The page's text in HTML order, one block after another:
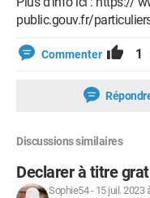
public.gouv.fr/
Commenter 1
Discussions similaires
Declarer à titre
Sophie54- 15 juil. 2023